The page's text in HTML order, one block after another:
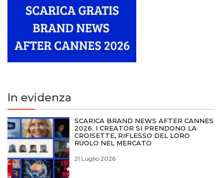
In evidenza
SCARICA BRAND NEWS AFTER CANNES
2026. I CREATOR SI PRENDONO LA
CROISETTE, RIFLESSO DEL LORO
RUOLO NEL MERCATO
21 Luglio 2026